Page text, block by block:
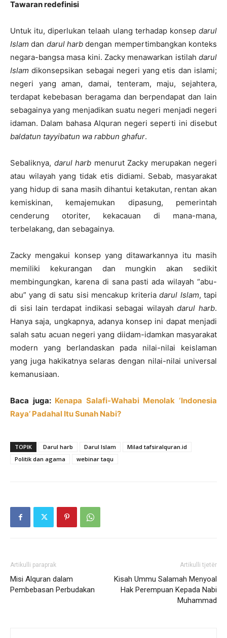
Tawaran redefinisi
Untuk itu, diperlukan telaah ulang terhadap konsep darul
Islamdan darul harb dengan mempertimbangkan konteks
negara-bangsa masa kini. Zacky menawarkan istilah darul
Islamdikonsepsikan sebagai negeri yang etis dan islami;
negeri yang aman, damai, tenteram, maju, sejahtera,
terdapat kebebasan beragama dan berpendapat dan lain
sebagainya yang menjadikan suatu negeri menjadi negeri
idaman. Dalam bahasa Alquran negeri seperti ini disebut
baldatun tayyibatun wa rabbun ghafur.
Sebaliknya, darul harb menurut Zacky merupakan negeri
atau wilayah yang tidak etis didiami. Sebab, masyarakat
yang hidup di sana masih dihantui ketakutan, rentan akan
kemiskinan, kemajemukan dipasung, pemerintah
cenderung otoriter, kekacauan di mana-mana,
terbelakang, dan sebagainya.
Zacky mengakui konsep yang ditawarkannya itu masih
memiliki kekurangan dan mungkin akan sedikit
membingungkan, karena di sana pasti ada wilayah “abu-
abu” yang di satu sisi mencakup kriteriadarul Islam, tapi
di sisi lain terdapat indikasi sebagai wilayahdarul harb.
Hanya saja, ungkapnya, adanya konsep ini dapat menjadi
salah satu acuan negeri yang diidam-idamkan masyarakat
modern yang berlandaskan pada nilai-nilai keislaman
yang juga hakikatnya selaras dengan nilai-nilai universal
kemanusiaan.
Baca juga: Kenapa Salafi-Wahabi Menolak ‘Indonesia
Raya’ Padahal Itu Sunah Nabi?
TOPIK Darul harb Darul Islam
Milad tafsiralquran.id
Politik dan agama
webinar taqu
Artikulli paraprak
Misi Alquran dalam
Pembebasan Perbudakan
Artikulli tjetër
Kisah Ummu Salamah Menyoal
Hak Perempuan Kepada Nabi
Muhammad